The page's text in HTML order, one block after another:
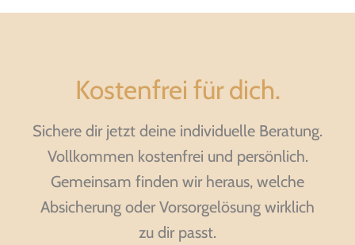
Kostenfrei für dich.
Sichere dir jetzt deine individuelle Beratung.
Vollkommen kostenfrei und persönlich.
Gemeinsam finden wir heraus, welche
Absicherung oder Vorsorgelösung wirklich
zu dir passt.